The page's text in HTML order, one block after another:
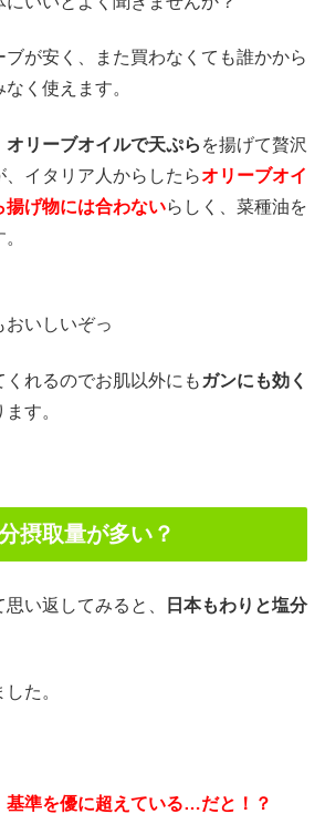
が安く、また買わなくても誰かから
く使えます。
オリーブオイルで天ぷら を揚げて贅沢
イタリア人からしたらオリーブオイ
揚げ物には合わないらしく、菜種油を
おいしいぞっ
くれるのでお肌以外にも ガンにも効く
す。
摂取量が多い？
い返してみると、
日本もわりと塩分
た。
基準を優に超えている…だと！？